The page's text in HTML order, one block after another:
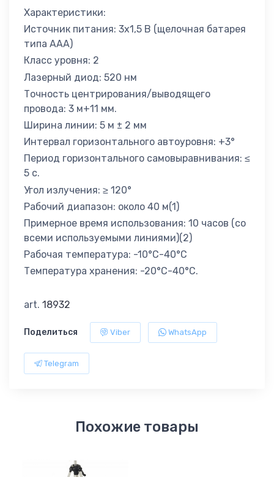
Характеристики:
Источник питания: 3x1,5 В (щелочная батарея
типа ААА)
Класс уровня: 2
Лазерный диод: 520 нм
Точность центрирования/выводящего
провода: 3 м+11 мм.
Ширина линии: 5 м ± 2 мм
Интервал горизонтального автоуровня: +3°
Период горизонтального самовыравнивания: ≤
5 с.
Угол излучения: ≥ 120°
Рабочий диапазон: около 40 м(1)
Примерное время использования: 10 часов (со
всеми используемыми линиями)(2)
Рабочая температура: -10°C-40°C
Температура хранения: -20°C-40°C.
art. 18932
Поделиться Viber WhatsApp
Telegram
Похожие товары